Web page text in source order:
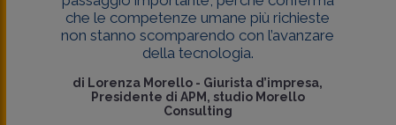
che le competenze umane più richieste
non stanno scomparendo con l’avanzare
della tecnologia.
di Lorenza Morello - Giurista d’impresa,
Presidente di APM, studio Morello
Consulting